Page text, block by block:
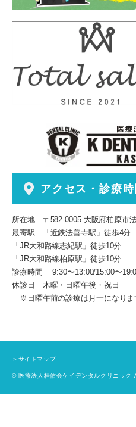
アクセス・診療
所在地 〒582-0005 大阪府柏原市
最寄駅 「近鉄法善寺駅」徒歩4分
「JR大和路線志紀駅」徒歩10分
「JR大和路線柏原駅」徒歩10分
診療時間 9:30〜13:00/15:00〜
休診日 木曜・日曜午後・祝日
※日曜午前の診療は月一になりま
＞サイトマップ
© 医療法人桂佑会ケイデンタルクリニック